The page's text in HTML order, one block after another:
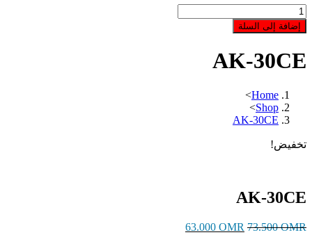
كمية
AK-
30CE
إضافة إلى السلة
AK-30CE
Home
>
Shop
>
AK-30CE
تخفيض!
AK-30CE
73.500OMR
63.000 OMR